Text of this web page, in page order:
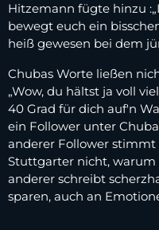
Hitzemann fügte hinzu
bewegt euch ein
heiß gewesen bei dem
Chubas Worte ließen
„Wow, du hältst ja voll
40 Grad für dich auf'n
ein Follower unter
anderer Follower stimmt
Stuttgarter nicht, warum
anderer schreibt
sparen, auch an